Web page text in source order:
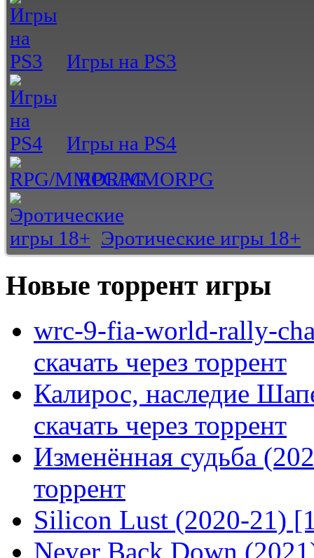
Игры на PS3
Игры на PS4
RPG/MMORPG
Эротические игры 18+
Новые торрент игры
wrc-9-fia-world-rally-
скачать через торрент
Калирос, наследие
скачать через торрент
Изменённая судьба
торрент
Silicon Lust (2020-21)
Never Back Down